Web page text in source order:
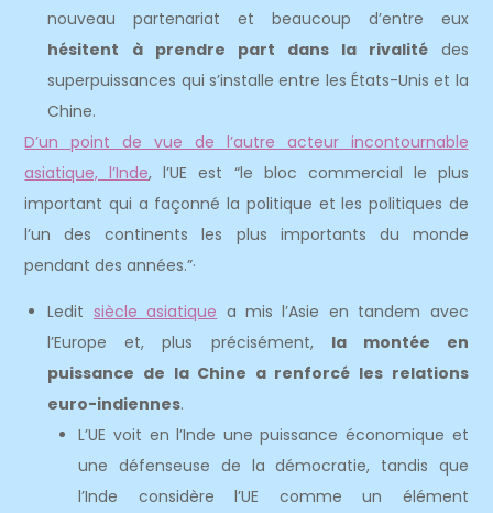
nouveau partenariat et beaucoup d’entre eux
hésitent à prendre part dans la rivalité des
superpuissances qui s’installe entre les États-Unis et la
Chine.
D’un point de vue de l’autre acteur incontournable
asiatique, l’Inde, l’UE est “le bloc commercial le plus
important qui a façonné la politique et les politiques de
l’un des continents les plus importants du monde
pendant des années.”·
Ledit siècle asiatique a mis l’Asie en tandem avec
l’Europe et, plus précisément, la montée en
puissance de la Chine a renforcé les relations
euro-indiennes.
L’UE voit en l’Inde une puissance économique et
une défenseuse de la démocratie, tandis que
l’Inde considère l’UE comme un élément